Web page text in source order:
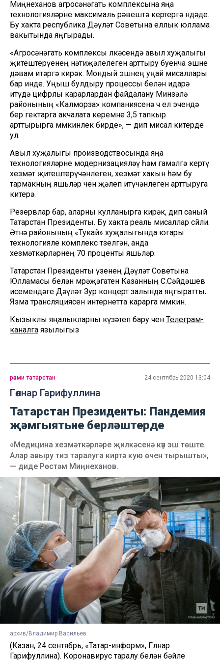
Миңнеханов агросәнәгать комплексына яңа
технологияләрне максималь рәвештә кертергә өндәде.
Бу хакта республика Дәүләт Советына еллык юллама
вакытында яңгырады.
«Агросәнәгать комплексы өлкәсендә авыл хуҗалыгы
җитештерүенең нәтиҗәлелеген арттыру буенча эшне
дәвам итәргә кирәк. Мондый эшнең уңай мисаллары
бар инде. Уңыш булдыру процессы белән идарә
итүдә цифрлы карарлардан файдалану Минзәлә
районының «Калморза» компаниясенә өч ел эчендә
бер гектарга акчалата керемне 3,5 тапкыр
арттырырга мөмкинлек бирде», — дип мисал китерде
ул.
Авыл хуҗалыгы производствосында яңа
технологияләрне модернизацияләү һәм гамәлгә кертү
хезмәт җитештерүчәнлеген, хезмәт хакын һәм бу
тармакның яшьләр өчен җәлеп итүчәнлеген арттыруга
китерә.
Резервлар бар, аларны кулланырга кирәк, дип саный
Татарстан Президенты. Бу хакта реаль мисаллар сөйли.
Әтнә районының «Тукай» хуҗалыгында югары
технологияле комплекс төзелгән, анда
хезмәткәрләрнең 70 проценты яшьләр.
Татарстан Президенты үзенең Дәүләт Советына
Юлламасы белән мөрәҗәгатен Казанның С.Сәйдәшев
исемендәге Дәүләт Зур концерт залында яңгыратты.
Язма трансляциясен интернетта карарга мөмкин.
Кызыклы яңалыкларны күзәтеп бару өчен Телеграм-
каналга язылыгыз
Гөлнар Гарифуллина
рәсми татарстан 24 сентябрь 2020 13:04
Татарстан Президенты: Пандемия
җәмгыятьне берләштерде
«Медицина хезмәткәрләре җилкәсенә күп эш төште.
Алар авыру тиз таралуга киртә кую өчен тырышты»,
— диде Рөстәм Миңнеханов.
архив/Владимир Васильев
(Казан, 24 сентябрь, «Татар-информ», Гөлнар
Гарифуллина). Коронавирус таралу белән бәйле